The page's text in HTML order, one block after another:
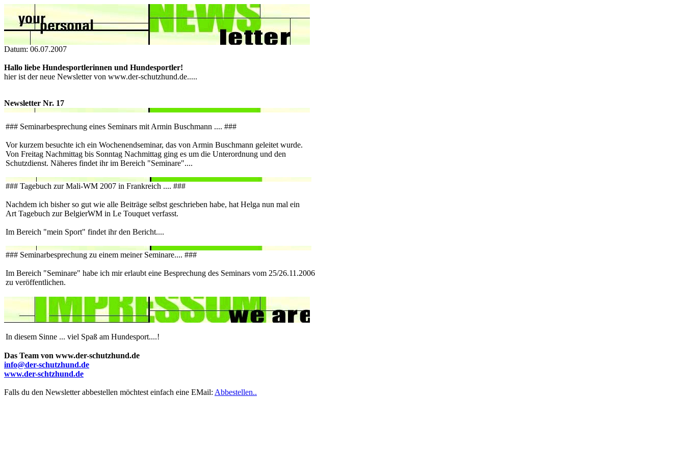
Datum: 06.07.2007
Hallo liebe Hundesportlerinnen und Hundesportler!
hier ist der neue Newsletter von www.der-schutzhund.de.....
Newsletter Nr. 17
### Seminarbesprechung eines Seminars mit Armin Buschmann .... ###
Vor kurzem besuchte ich ein Wochenendseminar, das von Armin Buschmann geleitet wurde.
Von Freitag Nachmittag bis Sonntag Nachmittag ging es um die Unterordnung und den
Schutzdienst. Näheres findet ihr im Bereich "Seminare"....
### Tagebuch zur Mali-WM 2007 in Frankreich .... ###
Nachdem ich bisher so gut wie alle Beiträge selbst geschrieben habe, hat Helga nun mal ein
Art Tagebuch zur BelgierWM in Le Touquet verfasst.
Im Bereich "mein Sport" findet ihr den Bericht....
### Seminarbesprechung zu einem meiner Seminare.... ###
Im Bereich "Seminare" habe ich mir erlaubt eine Besprechung des Seminars vom 25/26.11.2006
zu veröffentlichen.
In diesem Sinne ... viel Spaß am Hundesport....!
Das Team von www.der-schutzhund.de
info@der-schutzhund.de
www.der-schtzhund.de
Falls du den Newsletter abbestellen möchtest einfach eine EMail: Abbestellen..